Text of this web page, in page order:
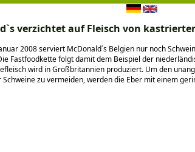
verzichtet auf Fleisch von
2008 serviert McDonald´s Belgien nur noch
Fastfoodkette folgt damit dem Beispiel der
wird in Großbritannien produziert. Um den
zu vermeiden, werden die Eber mit einem